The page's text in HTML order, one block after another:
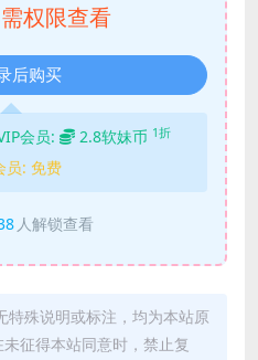
权限查看
后购买
会员: 2.8软妹币 1折
员: 免费
人解锁查看
特殊说明或标注，均为本站原
征得本站同意时，禁止复